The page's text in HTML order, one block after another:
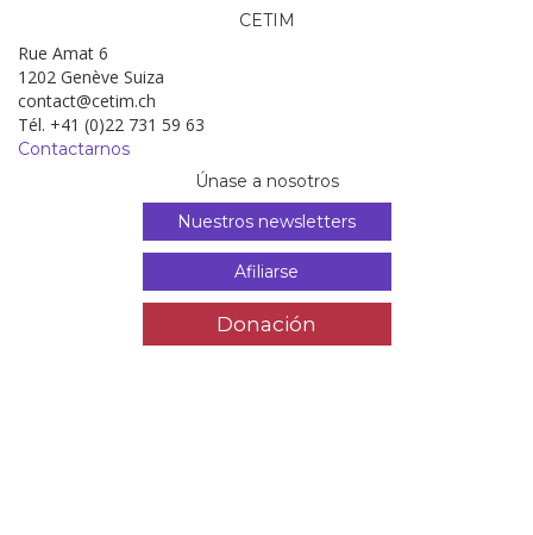
CETIM
Rue Amat 6
1202 Genève Suiza
contact@cetim.ch
Tél. +41 (0)22 731 59 63
Contactarnos
Únase a nosotros
Nuestros newsletters
Afiliarse
Donación